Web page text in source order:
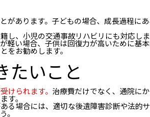
あります。子どもの場合、成長過程に
し、小児の交通事故リハビリにも対応し
軽い場合、子供は回復力が高いために基
をお勧めします。
たいこと
けられます。 治療費だけでなく、通院に
す。
る場合には、適切な後遺障害診断や法的
。